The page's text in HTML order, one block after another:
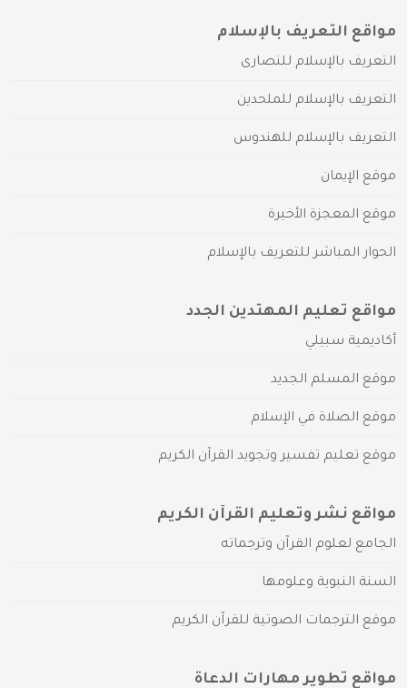
مواقع التعريف بالإسلام
التعريف بالإسلام للنصارى
التعريف بالإسلام للملحدين
التعريف بالإسلام للهندوس
موقع الإيمان
موقع المعجزة الأخيرة
الحوار المباشر للتعريف بالإسلام
مواقع تعليم المهتدين الجدد
أكاديمية سبيلي
موقع المسلم الجديد
موقع الصلاة في الإسلام
موقع تعليم تفسير وتجويد القرآن الكريم
مواقع نشر وتعليم القرآن الكريم
الجامع لعلوم القرآن وترجماته
السنة النبوية وعلومها
موقع الترجمات الصوتية للقرآن الكريم
مواقع تطوير مهارات الدعاة